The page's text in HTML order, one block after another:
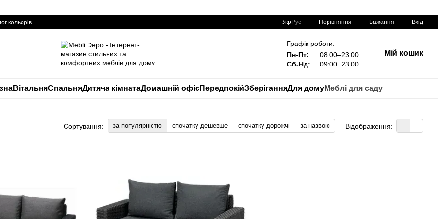
кольорів УкрРус Порівняння Бажання Вхід
Графік роботи:
Пн-Пт:
08:00–23:00
Сб-Нд:
09:00–23:00
Мій кошик
ВітальняСпальняДитяча кімнатаДомашній офісПередпокійЗберіганняДля домуМеблі для саду
Сортування: за популярністю спочатку дешевше спочатку дорожчі за назвою Відображення: